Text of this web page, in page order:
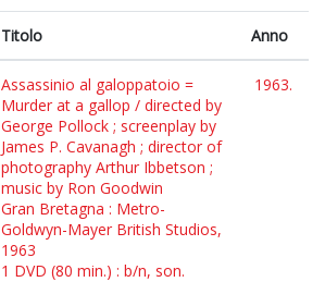
Titolo Anno
Assassinio al galoppatoio =
Murder at a gallop / directed by
George Pollock ; screenplay by
James P. Cavanagh ; director of
photography Arthur Ibbetson ;
music by Ron Goodwin
Gran Bretagna : Metro-
Goldwyn-Mayer British Studios,
1963
1 DVD (80 min.) : b/n, son.
1963.